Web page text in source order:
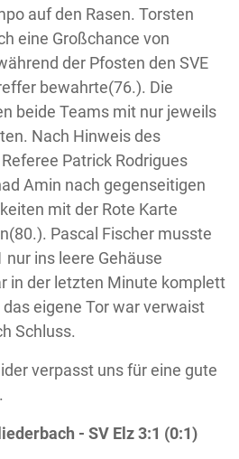
auf den Rasen. Torsten
eine Großchance von
der Pfosten den SVE
bewahrte(76.). Die
beide Teams mit nur jeweils
Nach Hinweis des
Patrick Rodrigues
Amin nach gegenseitigen
mit der Rote Karte
Pascal Fischer musste
nur ins leere Gehäuse
in der letzten Minute komplett
eigene Tor war verwaist
Schluss.
verpasst uns für eine gute
- SV Elz 3:1 (0:1)